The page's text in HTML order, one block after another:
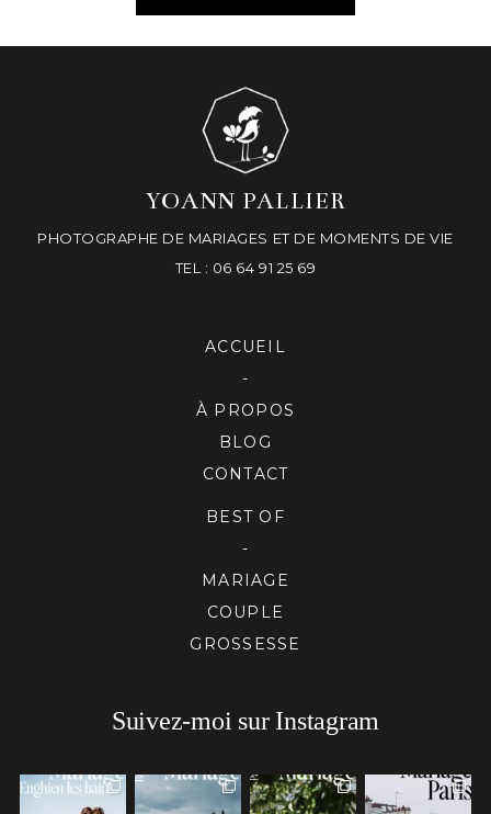
YOANN PALLIER
PHOTOGRAPHE DE MARIAGES ET DE MOMENTS DE VIE
TEL : 06 64 91 25 69
ACCUEIL
-
À PROPOS
BLOG
CONTACT
BEST OF
-
MARIAGE
COUPLE
GROSSESSE
Suivez-moi sur Instagram